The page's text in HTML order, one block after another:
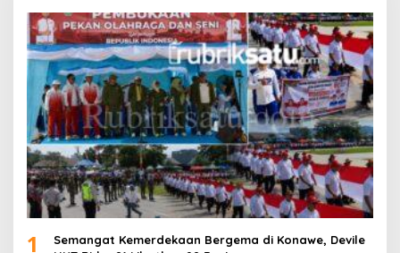
1
Semangat Kemerdekaan Bergema di Konawe, Devile